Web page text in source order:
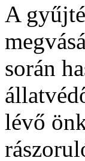
A
során
lévő